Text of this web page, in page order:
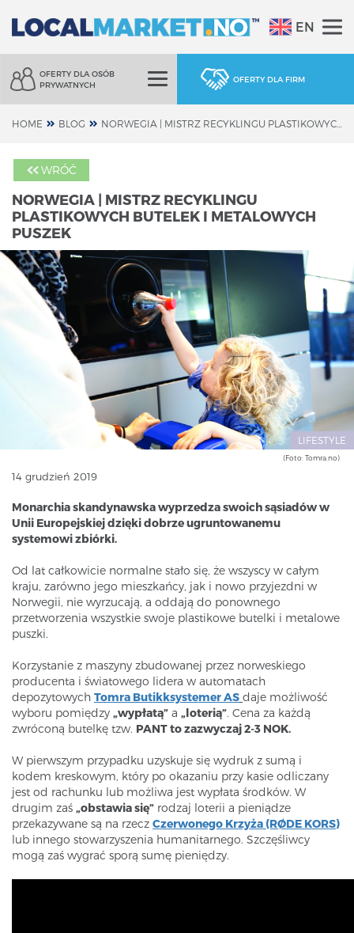
EN
OFERTY DLA OSÓB
PRYWATNYCH
OFERTY DLA FIRM
HOME BLOG
WRÓĆ
NORWEGIA | MISTRZ RECYKLINGU
PLASTIKOWYCH BUTELEK I METALOWYCH
PUSZEK
LIFESTYLE
(Foto: Tomra.no)
14 grudzień 2019
Monarchia skandynawska wyprzedza swoich sąsiadów w
Unii Europejskiej dzięki dobrze ugruntowanemu
systemowi zbiórki.
Od lat całkowicie normalne stało się, że wszyscy w całym
kraju, zarówno jego mieszkańcy, jak i nowo przyjezdni w
Norwegii, nie wyrzucają, a oddają do ponownego
przetworzenia wszystkie swoje plastikowe butelki i metalowe
puszki.
Korzystanie z maszyny zbudowanej przez norweskiego
producenta i światowego lidera w automatach
depozytowych Tomra Butikksystemer AS daje możliwość
wyboru pomiędzy „wypłatą” a „loterią”. Cena za każdą
zwróconą butelkę tzw. PANT to zazwyczaj 2-3 NOK.
W pierwszym przypadku uzyskuje się wydruk z sumą i
kodem kreskowym, który po okazaniu przy kasie odliczany
jest od rachunku lub możliwa jest wypłata środków. W
drugim zaś „obstawia się” rodzaj loterii a pieniądze
przekazywane są na rzecz Czerwonego Krzyża (RØDE KORS)
lub innego stowarzyszenia humanitarnego. Szczęśliwcy
mogą zaś wygrać sporą sumę pieniędzy.